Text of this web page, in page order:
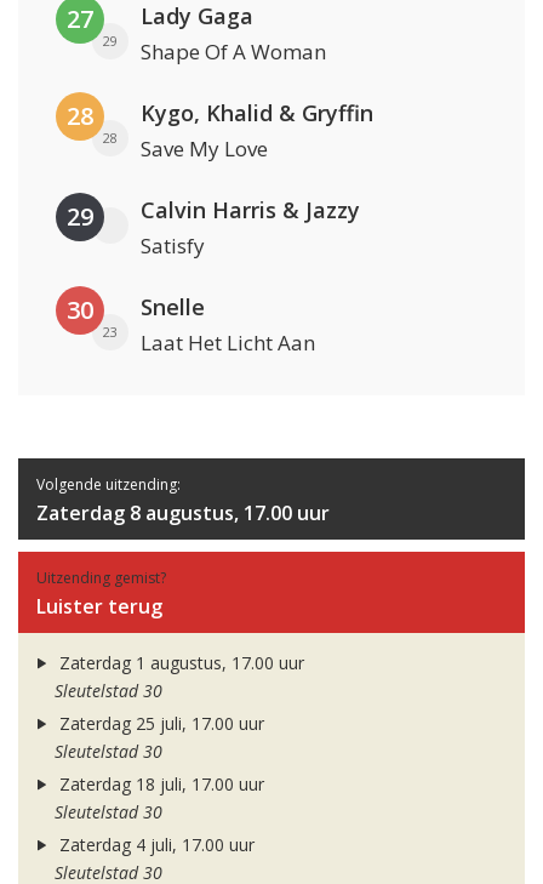
27
29
Lady Gaga
Shape Of A Woman
28
28
Kygo, Khalid & Gryffin
Save My Love
29 Calvin Harris & Jazzy
Satisfy
30
23
Snelle
Laat Het Licht Aan
Volgende uitzending:
Zaterdag 8 augustus, 17.00 uur
Uitzending gemist?
Luister terug
Zaterdag 1 augustus, 17.00 uur
Sleutelstad 30
Zaterdag 25 juli, 17.00 uur
Sleutelstad 30
Zaterdag 18 juli, 17.00 uur
Sleutelstad 30
Zaterdag 4 juli, 17.00 uur
Sleutelstad 30